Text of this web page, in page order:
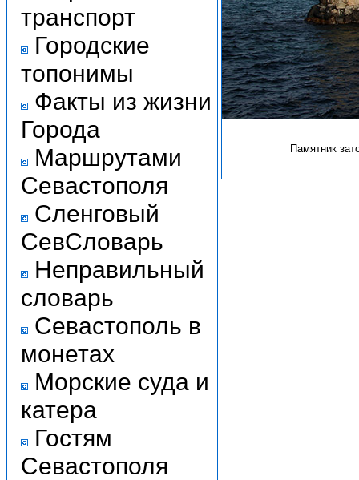
транспорт
Городские
топонимы
Факты из жизни
Города
Маршрутами
Севастополя
Сленговый
СевСловарь
Неправильный
словарь
Севастополь в
монетах
Морские суда и
катера
Гостям
Севастополя
Памятник